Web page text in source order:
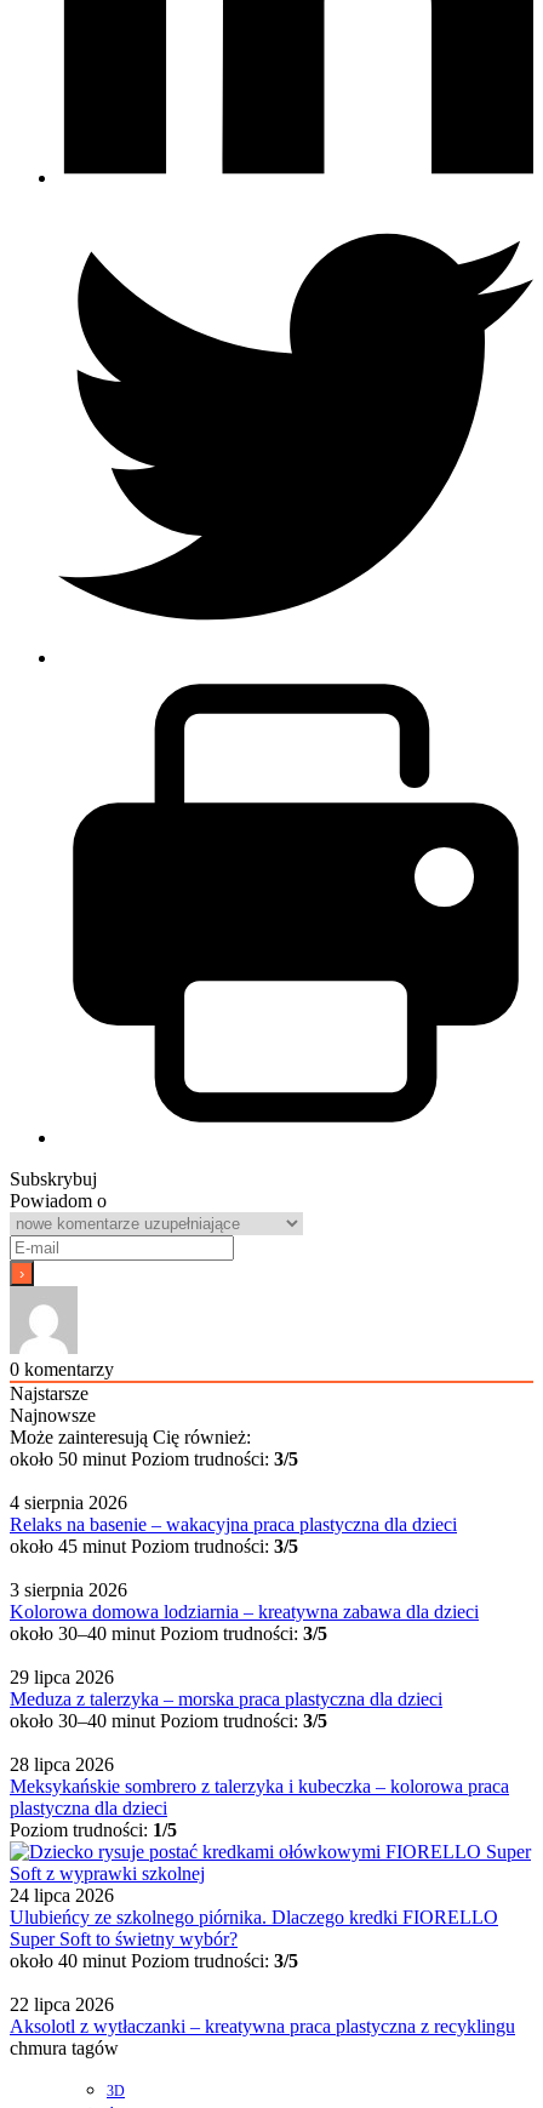
Subskrybuj
Powiadom o
0 komentarzy
Najstarsze
Najnowsze
Może zainteresują Cię również:
około 50 minut Poziom trudności: 3/5
4 sierpnia 2026
Relaks na basenie – wakacyjna praca plastyczna dla dzieci
około 45 minut Poziom trudności: 3/5
3 sierpnia 2026
Kolorowa domowa lodziarnia – kreatywna zabawa dla dzieci
około 30–40 minut Poziom trudności: 3/5
29 lipca 2026
Meduza z talerzyka – morska praca plastyczna dla dzieci
około 30–40 minut Poziom trudności: 3/5
28 lipca 2026
Meksykańskie sombrero z talerzyka i kubeczka – kolorowa praca
plastyczna dla dzieci
Poziom trudności: 1/5
24 lipca 2026
Ulubieńcy ze szkolnego piórnika. Dlaczego kredki FIORELLO
Super Soft to świetny wybór?
około 40 minut Poziom trudności: 3/5
22 lipca 2026
Aksolotl z wytłaczanki – kreatywna praca plastyczna z recyklingu
chmura tagów
3D